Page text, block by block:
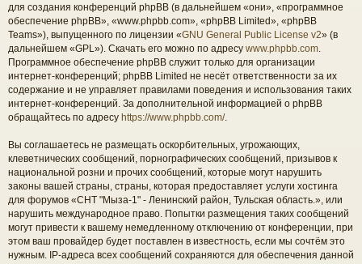
для создания конференций phpBB (в дальнейшем «они», «программное
обеспечение phpBB», «www.phpbb.com», «phpBB Limited», «phpBB
Teams»), выпущенного по лицензии «GNU General Public License v2» (в
дальнейшем «GPL»). Скачать его можно по адресу www.phpbb.com
Программное обеспечение phpBB служит только для организации
интернет-конференций; phpBB Limited не несёт ответственности за их
содержание и не управляет правилами поведения и использования таких
интернет-конференций. За дополнительной информацией о phpBB
обращайтесь по адресу https://www.phpbb.com/.
Вы соглашаетесь не размещать оскорбительных, угрожающих,
клеветнических сообщений, порнографических сообщений, призывов к
национальной розни и прочих сообщений, которые могут нарушить
законы вашей страны, страны, которая предоставляет услуги хостинга
для форумов «СНТ "Мыза-1" - Ленинский район, Тульская область.», или
нарушить международное право. Попытки размещения таких сообщений
могут привести к вашему немедленному отключению от конференции, при
этом ваш провайдер будет поставлен в известность, если мы сочтём это
нужным. IP-адреса всех сообщений сохраняются для обеспечения данной